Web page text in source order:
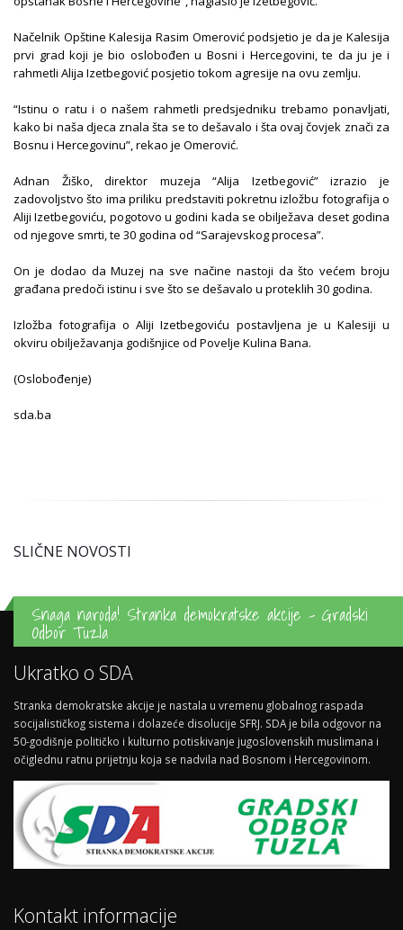
Načelnik Opštine Kalesija Rasim Omerović podsjetio je da je Kalesija
prvi grad koji je bio oslobođen u Bosni i Hercegovini, te da ju je i
rahmetli Alija Izetbegović posjetio tokom agresije na ovu zemlju.
“Istinu o ratu i o našem rahmetli predsjedniku trebamo ponavljati,
kako bi naša djeca znala šta se to dešavalo i šta ovaj čovjek znači za
Bosnu i Hercegovinu”, rekao je Omerović.
Adnan Žiško, direktor muzeja “Alija Izetbegović” izrazio je
zadovoljstvo što ima priliku predstaviti pokretnu izložbu fotografija o
Aliji Izetbegoviću, pogotovo u godini kada se obilježava deset godina
od njegove smrti, te 30 godina od “Sarajevskog procesa”.
On je dodao da Muzej na sve načine nastoji da što većem broju
građana predoči istinu i sve što se dešavalo u proteklih 30 godina.
Izložba fotografija o Aliji Izetbegoviću postavljena je u Kalesiji u
okviru obilježavanja godišnjice od Povelje Kulina Bana.
(Oslobođenje)
sda.ba
SLIČNE NOVOSTI
Snaga naroda! Stranka demokratske akcije - Gradski
Odbor Tuzla
Ukratko o SDA
Stranka demokratske akcije je nastala u vremenu globalnog raspada
socijalističkog sistema i dolazeće disolucije SFRJ. SDA je bila odgovor na
50-godišnje političko i kulturno potiskivanje jugoslovenskih muslimana i
očiglednu ratnu prijetnju koja se nadvila nad Bosnom i Hercegovinom.
Kontakt informacije